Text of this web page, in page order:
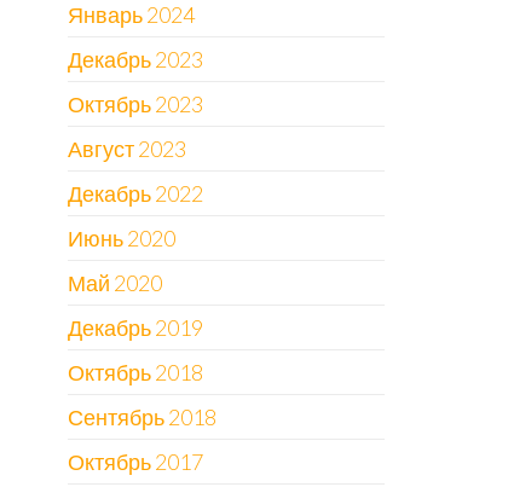
Январь 2024
Декабрь 2023
Октябрь 2023
Август 2023
Декабрь 2022
Июнь 2020
Май 2020
Декабрь 2019
Октябрь 2018
Сентябрь 2018
Октябрь 2017